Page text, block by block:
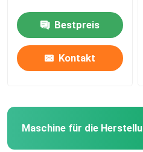
Bestpreis
Kontakt